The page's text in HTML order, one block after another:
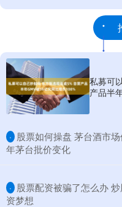
私募可
产品半
· 股票如何操盘 茅台酒市
年茅台批价变化
· 股票配资被骗了怎么办
资梦想